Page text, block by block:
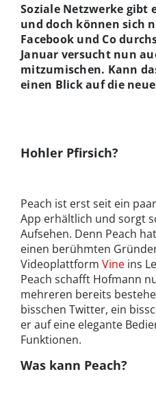
Soziale Netzwerke gibt
und doch können sich
Facebook und Co
Januar versucht nun
mitzumischen. Kann
einen Blick auf die
Hohler Pfirsich?
Peach ist erst seit ein
App erhältlich und sorgt
Aufsehen. Denn Peach
einen berühmten
Videoplattform Vine ins
Peach schafft Hofmann
mehreren bereits
bisschen Twitter, ein
er auf eine elegante
Funktionen.
Was kann Peach?